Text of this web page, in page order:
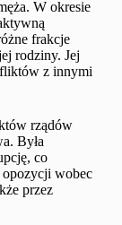
W okresie
frakcje
rodziny. Jej
z innymi
rządów
Była
co
opozycji wobec
przez